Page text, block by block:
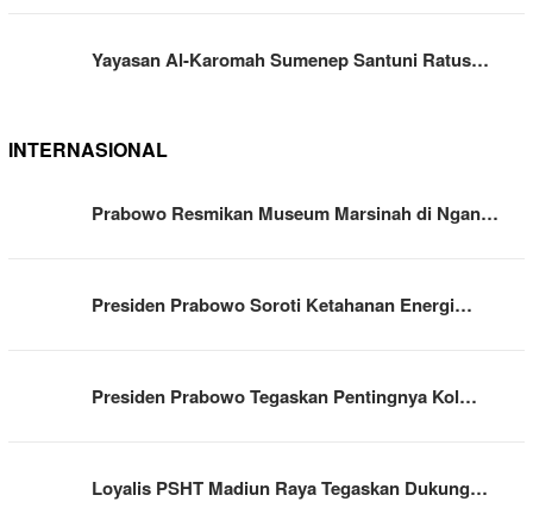
Yayasan Al-Karomah Sumenep Santuni Ratus…
INTERNASIONAL
Prabowo Resmikan Museum Marsinah di Ngan…
Presiden Prabowo Soroti Ketahanan Energi…
Presiden Prabowo Tegaskan Pentingnya Kol…
Loyalis PSHT Madiun Raya Tegaskan Dukung…